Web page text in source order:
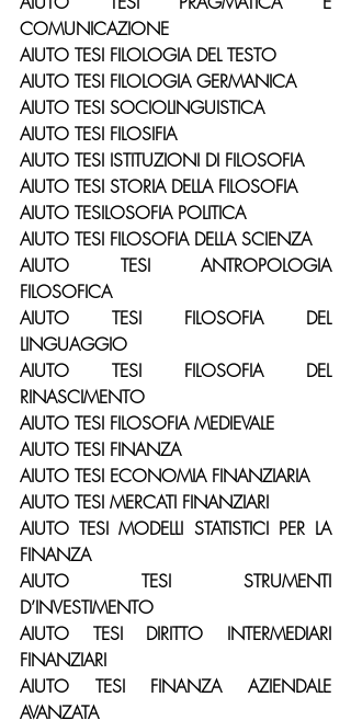
COMUNICAZIONE
AIUTO TESI FILOLOGIA DEL TESTO
AIUTO TESI FILOLOGIA GERMANICA
AIUTO TESI SOCIOLINGUISTICA
AIUTO TESI FILOSIFIA
AIUTO TESI ISTITUZIONI DI FILOSOFIA
AIUTO TESI STORIA DELLA FILOSOFIA
AIUTO TESILOSOFIA POLITICA
AIUTO TESI FILOSOFIA DELLA SCIENZA
AIUTO TESI ANTROPOLOGIA
FILOSOFICA
AIUTO TESI FILOSOFIA DEL
LINGUAGGIO
AIUTO TESI FILOSOFIA DEL
RINASCIMENTO
AIUTO TESI FILOSOFIA MEDIEVALE
AIUTO TESI FINANZA
AIUTO TESI ECONOMIA FINANZIARIA
AIUTO TESI MERCATI FINANZIARI
AIUTO TESI MODELLI STATISTICI PER LA
FINANZA
AIUTO TESI STRUMENTI
D’INVESTIMENTO
AIUTO TESI DIRITTO INTERMEDIARI
FINANZIARI
AIUTO TESI FINANZA AZIENDALE
AVANZATA